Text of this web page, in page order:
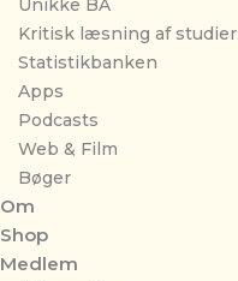
Unikke BA
Kritisk læsning af studier
Statistikbanken
Apps
Podcasts
Web & Film
Bøger
Om
Shop
Medlem